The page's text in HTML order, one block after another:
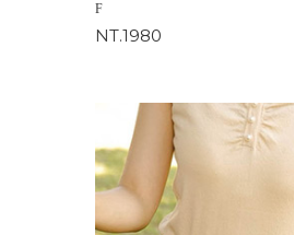
F
NT.1980